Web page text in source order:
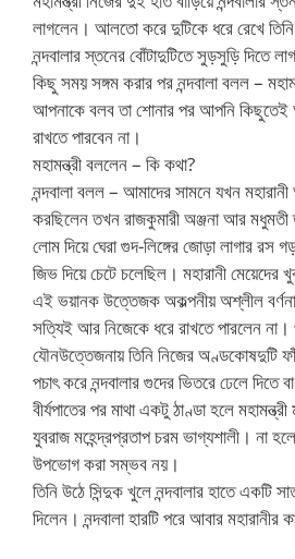
লাগলেন। আলতো করে দুটিকে ধরে রেখে
নন্দবালার স্তনের বোঁটাদুটিতে সুড়সুড়ি দিতে
কিছু সময় সঙ্গম করার পর নন্দবালা বলল –
আপনাকে বলব তা শোনার পর আপনি
রাখতে পারবেন না।
মহামন্ত্রী বললেন – কি কথা?
নন্দবালা বলল – আমাদের সামনে যখন
করছিলেন তখন রাজকুমারী অঞ্জনা আর মধুমতী
লোম দিয়ে ঘেরা গুদ-লিঙ্গের জোড়া লাগার রস
জিভ দিয়ে চেটে চলেছিল। মহারানী মেয়েদের
এই ভয়ানক উত্তেজক অকল্পনীয় অশ্লীল
সত্যিই আর নিজেকে ধরে রাখতে পারলেন
যৌনউত্তেজনায় তিনি নিজের অণ্ডকোষদুটি
পচাৎ করে নন্দবালার গুদের ভিতরে ঢেলে দিতে
বীর্যপাতের পর মাথা একটু ঠাণ্ডা হলে
যুবরাজ মহেন্দ্রপ্রতাপ চরম ভাগ্যশালী। না
উপভোগ করা সম্ভব নয়।
তিনি উঠে সিন্দুক খুলে নন্দবালার হাতে একটি
দিলেন। নন্দবালা হারটি পরে আবার মহারানীর